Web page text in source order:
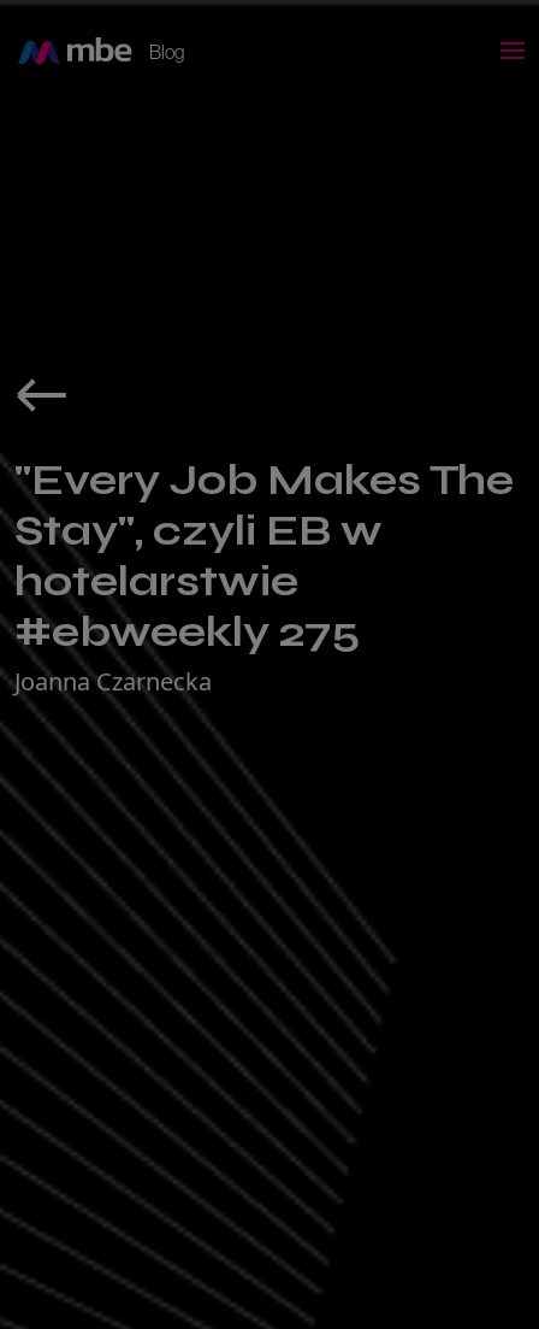
Blog
"Every Job Makes The
Stay", czyli EB w
hotelarstwie
#ebweekly 275
Joanna Czarnecka